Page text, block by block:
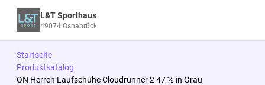
L&T Sporthaus
49074 Osnabrück
Startseite
Produktkatalog
ON Herren Laufschuhe Cloudrunner 2 47 ½ in Grau